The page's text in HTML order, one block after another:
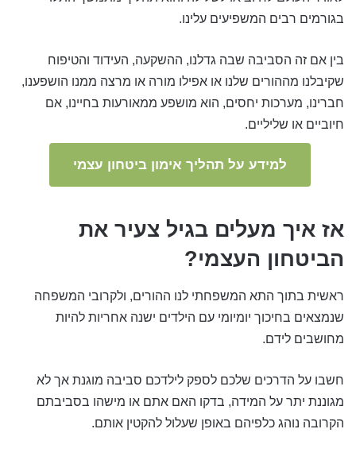
בגורמים רבים המשפיעים עלינו.
חיוביים או שליליים.
למידע על תהליך אימון ביטחון עצמי
אז איך מעלים בגיל צעיר את
הביטחון העצמי?
ראשית בתוך התא המשפחתי לנו ההורים, ולקרובי המשפחה
שנמצאים בחיכוך יומיומי עם הילדים ישנה אחריות להיות
מחושבים לידם.
חשבו על הדרכים שלכם לספק לילדכם סביבה מוגנת אך לא
מגוננת יתר על המידה, בדקו האם אתם או מישהו בסביבתם
הקרובה נוהג כלפיהם באופן שעלול להקטין אותם.